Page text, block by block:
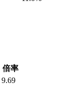
倍率
9.69